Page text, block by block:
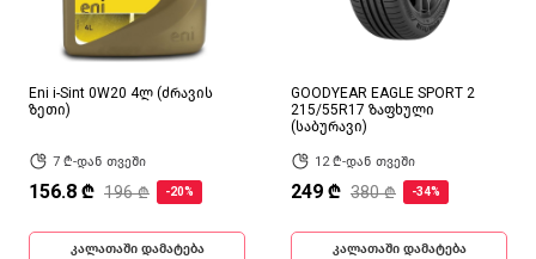
Eni i-Sint 0W20 4ლ (ძრავის
ზეთი)
7 ₾-დან თვეში
156.8 ₾ 196 ₾ -20%
კალათაში დამატება
GOODYEAR EAGLE SPORT 2
215/55R17 ზაფხული
(საბურავი)
12 ₾-დან თვეში
249 ₾ 380 ₾ -34%
კალათაში დამატება